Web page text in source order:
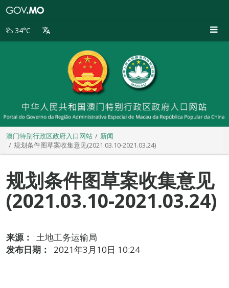
别
34°C
澳门特别行政区政府入口网站
新闻
规划条件图草案收集意见(2021.03.10-2021.03.24)
规划条件图草案收集意见
(2021.03.10-2021.03.24)
来源：
土地工务运输局
发布日期：
2021年3月10日 10:24